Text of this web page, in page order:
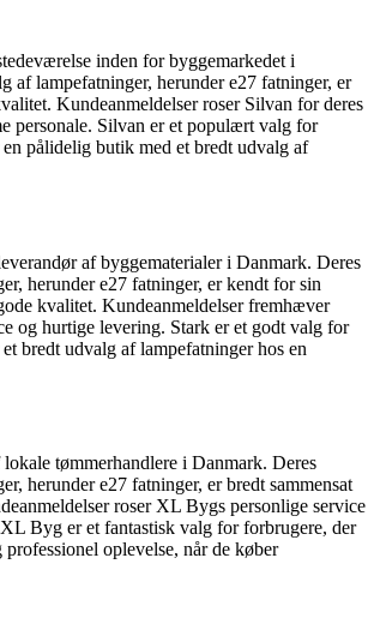
inden for byggemarkedet i
af lampefatninger, herunder e27 fatninger, er
Kundeanmeldelser roser Silvan for deres
personale. Silvan er et populært valg for
pålidelig butik med et bredt udvalg af
af byggematerialer i Danmark. Deres
herunder e27 fatninger, er kendt for sin
kvalitet. Kundeanmeldelser fremhæver
og hurtige levering. Stark er et godt valg for
bredt udvalg af lampefatninger hos en
tømmerhandlere i Danmark. Deres
herunder e27 fatninger, er bredt sammensat
roser XL Bygs personlige service
Byg er et fantastisk valg for forbrugere, der
oplevelse, når de køber